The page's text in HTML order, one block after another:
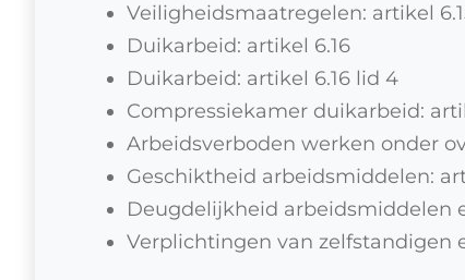
Veiligheidsmaatregelen: artikel
Duikarbeid: artikel 6.16
Duikarbeid: artikel 6.16 lid 4
Compressiekamer duikarbeid:
Arbeidsverboden werken onder
Geschiktheid arbeidsmiddelen:
Deugdelijkheid arbeidsmiddelen
Verplichtingen van zelfstandigen